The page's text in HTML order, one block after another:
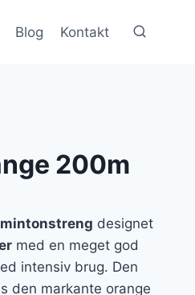
Blog Kontakt
200m
designet
med en meget god
intensiv brug. Den
den markante orange